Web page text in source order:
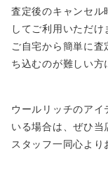
査定後のキャンセル
してご利用いただけ
ご自宅から簡単に
ち込むのが難しい方
ウールリッチのア
いる場合は、ぜひ当
スタッフ一同心より